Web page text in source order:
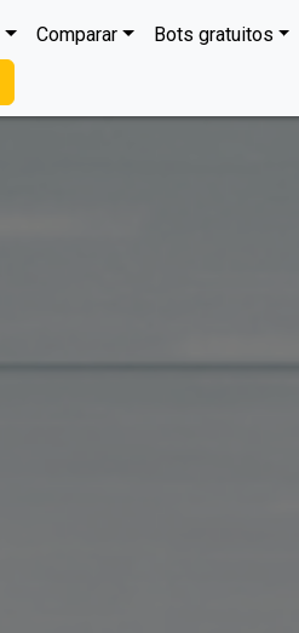
Comparar Bots gratuitos